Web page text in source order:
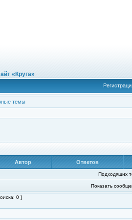
«Круга»
темы
Автор Ответов
Подходящих
Показать
0 ]